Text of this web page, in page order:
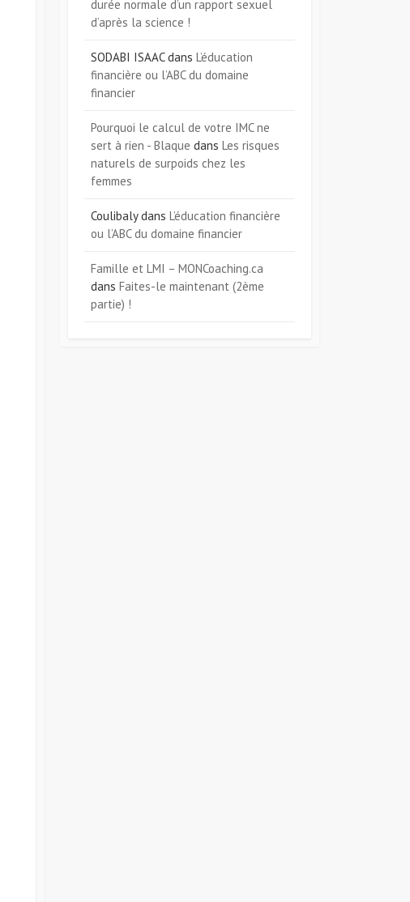
durée normale d’un rapport sexuel
d’après la science !
SODABI ISAACdans L’éducation
financière ou l’ABC du domaine
financier
Pourquoi le calcul de votre IMC ne
sert à rien - Blaque dans Les risques
naturels de surpoids chez les
femmes
Coulibalydans L’éducation financière
ou l’ABC du domaine financier
Famille et LMI – MONCoaching.ca
dans Faites-le maintenant (2ème
partie) !